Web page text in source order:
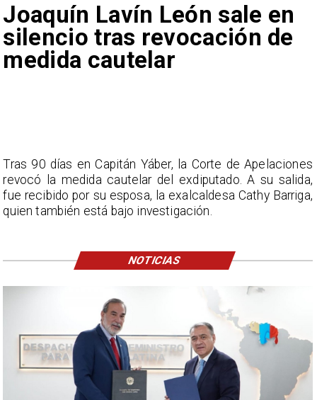
Joaquín Lavín León sale en
silencio tras revocación de
medida cautelar
Tras 90 días en Capitán Yáber, la Corte de Apelaciones
revocó la medida cautelar del exdiputado. A su salida,
fue recibido por su esposa, la exalcaldesa Cathy Barriga,
quien también está bajo investigación.
NOTICIAS